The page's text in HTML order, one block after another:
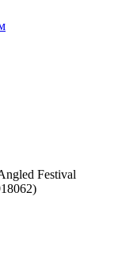
Festival